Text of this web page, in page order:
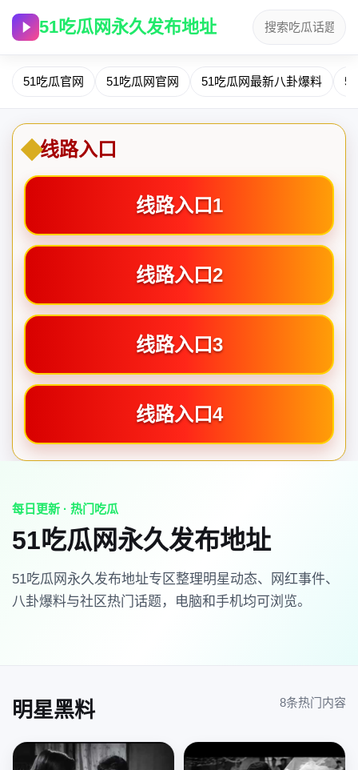
51吃瓜网永久发布地址
51吃瓜官网 51吃瓜网官网 51吃瓜网最新八卦爆料
线路入口
线路入口1
线路入口2
线路入口3
线路入口4
每日更新 · 热门吃瓜
51吃瓜网永久发布地址
51吃瓜网永久发布地址专区整理明星动态、网红事件、
八卦爆料与社区热门话题，电脑和手机均可浏览。
明星黑料 8条热门内容